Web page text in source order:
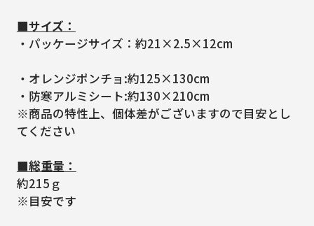
■サイズ：
・パッケージサイズ：約21×2.5×12cm
・オレンジポンチョ:約125×130cm
・防寒アルミシート:約130×210cm
※商品の特性上、個体差がございますので目安とし
てください
■総重量：
約215ｇ
※目安です